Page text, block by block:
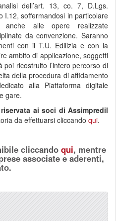
dell’art. 13, co. 7, D.Lgs.
I.12, soffermandosi in particolare
anche alle opere realizzate
da convenzione. Saranno
con il T.U. Edilizia e con la
ambito di applicazione, soggetti
ricostruito l’intero percorso di
della procedura di affidamento
alla Piattaforma digitale
gare.
riservata ai soci di Assimpredil
da effettuarsi cliccando qui.
cliccando qui, mentre
associate e aderenti,